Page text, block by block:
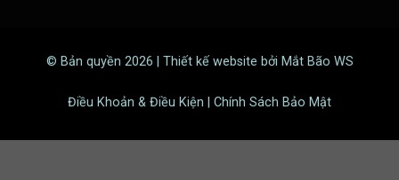
© Bản quyền 2026 | Thiết kế website bởi Mắt Bão WS
Điều Khoản & Điều Kiện | Chính Sách Bảo Mật